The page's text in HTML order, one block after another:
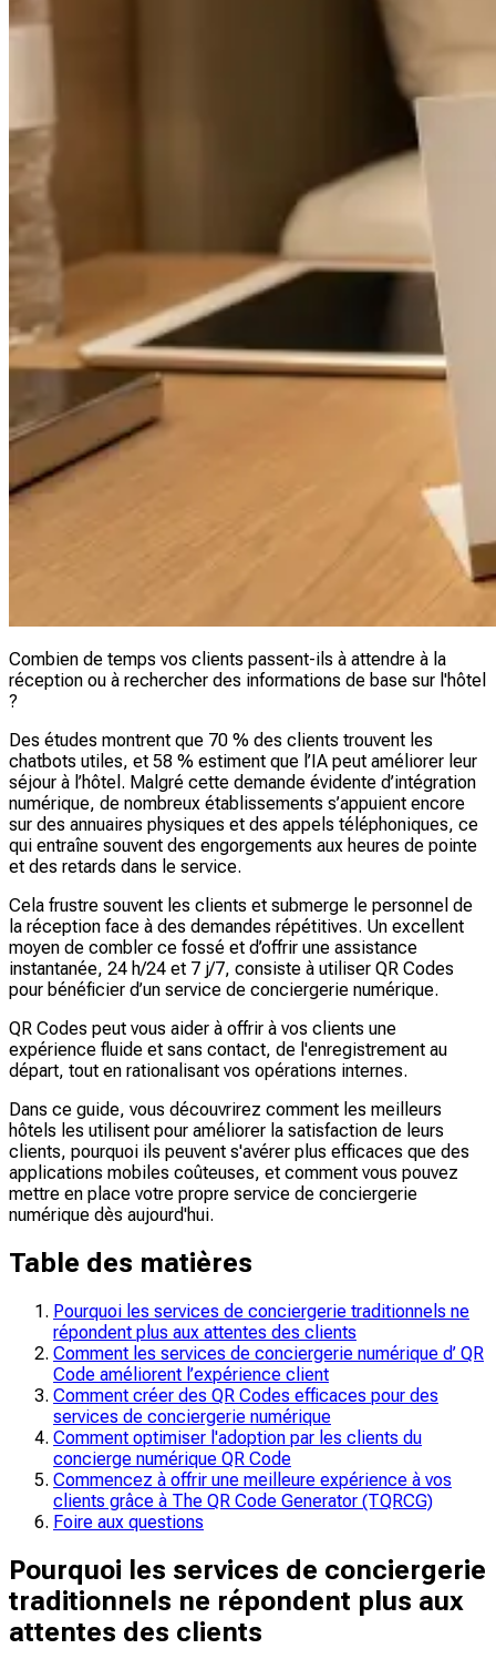
Combien de temps vos clients passent-ils à attendre à la
réception ou à rechercher des informations de base sur l'hôtel
?
Des études montrent que 70 % des clients trouvent les
chatbots utiles, et 58 % estiment que l’IA peut améliorer leur
séjour à l’hôtel. Malgré cette demande évidente d’intégration
numérique, de nombreux établissements s’appuient encore
sur des annuaires physiques et des appels téléphoniques, ce
qui entraîne souvent des engorgements aux heures de pointe
et des retards dans le service.
Cela frustre souvent les clients et submerge le personnel de
la réception face à des demandes répétitives. Un excellent
moyen de combler ce fossé et d’offrir une assistance
instantanée, 24 h/24 et 7 j/7, consiste à utiliser QR Codes
pour bénéficier d’un service de conciergerie numérique.
QR Codes peut vous aider à offrir à vos clients une
expérience fluide et sans contact, de l'enregistrement au
départ, tout en rationalisant vos opérations internes.
Dans ce guide, vous découvrirez comment les meilleurs
hôtels les utilisent pour améliorer la satisfaction de leurs
clients, pourquoi ils peuvent s'avérer plus efficaces que des
applications mobiles coûteuses, et comment vous pouvez
mettre en place votre propre service de conciergerie
numérique dès aujourd'hui.
Table des matières
Pourquoi les services de conciergerie traditionnels ne
répondent plus aux attentes des clients
Comment les services de conciergerie numérique d’ QR
Code améliorent l’expérience client
Comment créer des QR Codes efficaces pour des
services de conciergerie numérique
Comment optimiser l'adoption par les clients du
concierge numérique QR Code
Commencez à offrir une meilleure expérience à vos
clients grâce à The QR Code Generator (TQRCG)
Foire aux questions
Pourquoi les services de conciergerie
traditionnels ne répondent plus aux
attentes des clients